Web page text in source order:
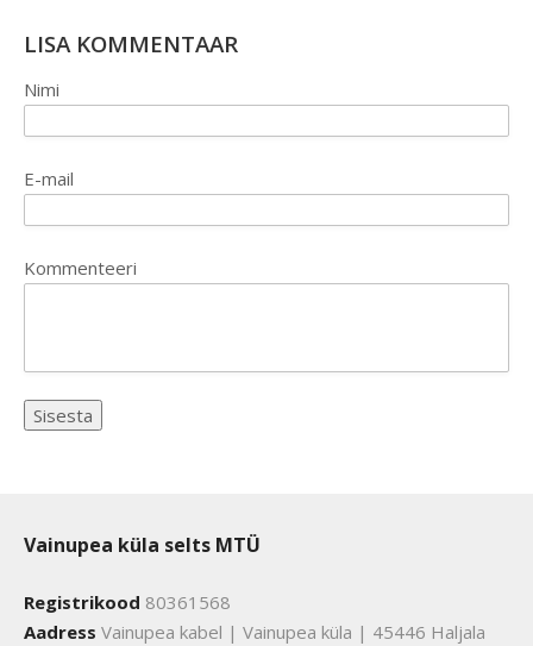
LISA KOMMENTAAR
Nimi
E-mail
Kommenteeri
Vainupea küla selts MTÜ
Registrikood 80361568
Aadress Vainupea kabel | Vainupea küla | 45446 Haljala